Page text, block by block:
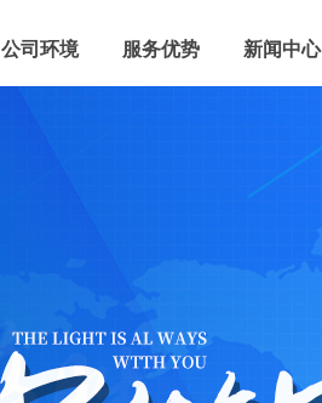
公司环境 服务优势 新闻中心